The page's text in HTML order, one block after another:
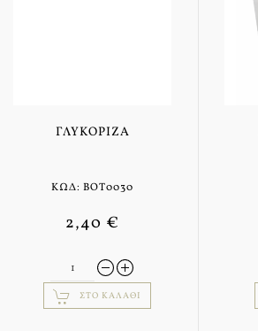
ΓΛΥΚΌΡΙΖΑ
ΚΩΔ: BOT0030
2,40 €
ΣΤΟ ΚΑΛΆΘΙ